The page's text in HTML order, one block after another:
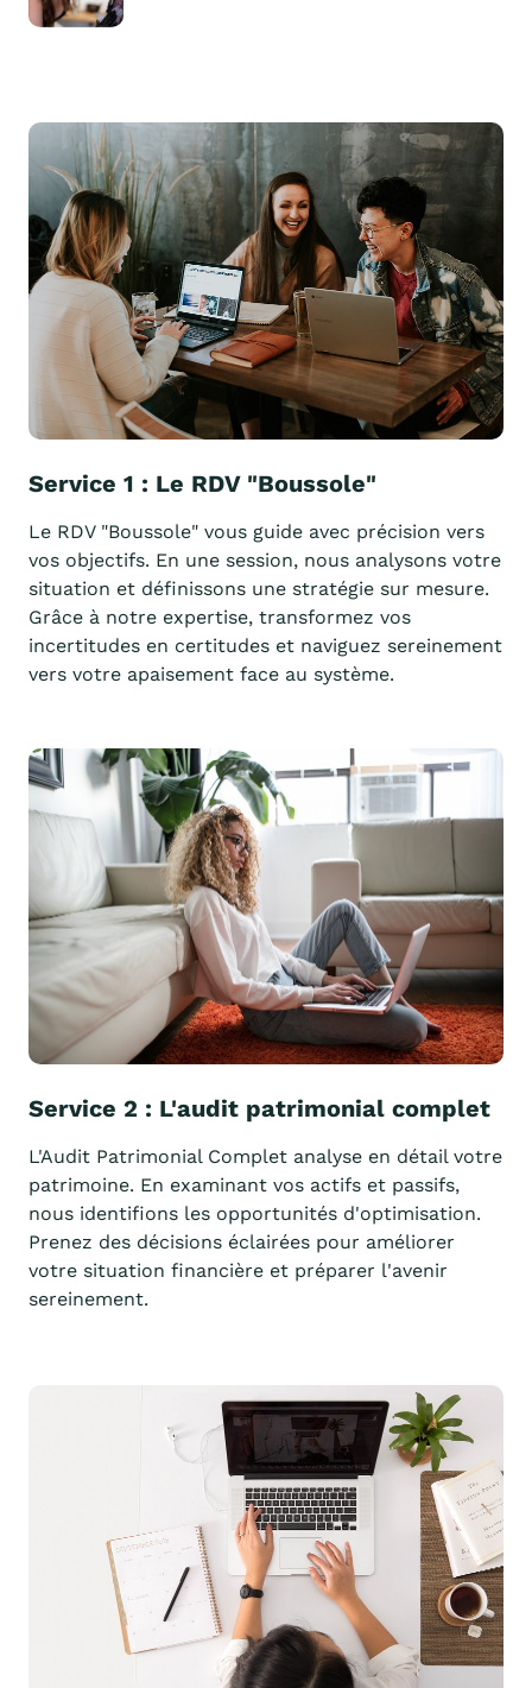
Service 1 : Le RDV "Boussole"
Le RDV "Boussole" vous guide avec précision vers
vos objectifs. En une session, nous analysons votre
situation et définissons une stratégie sur mesure.
Grâce à notre expertise, transformez vos
incertitudes en certitudes et naviguez sereinement
vers votre apaisement face au système.
Service 2 : L'audit patrimonial complet
L'Audit Patrimonial Complet analyse en détail votre
patrimoine. En examinant vos actifs et passifs,
nous identifions les opportunités d'optimisation.
Prenez des décisions éclairées pour améliorer
votre situation financière et préparer l'avenir
sereinement.